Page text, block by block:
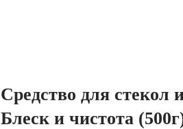
Средство для стекол
Блеск и чистота